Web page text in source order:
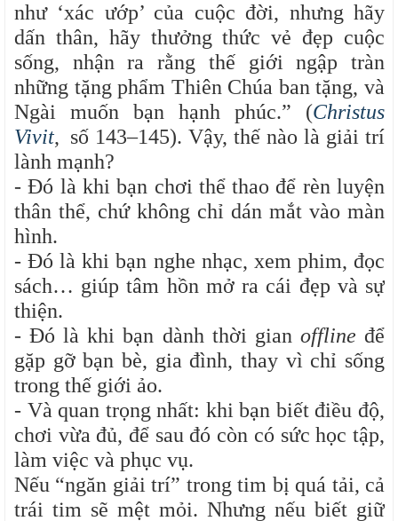
như ‘xác ướp’ của cuộc đời, nhưng hãy
dấn thân, hãy thưởng thức vẻ đẹp cuộc
sống, nhận ra rằng thế giới ngập tràn
những tặng phẩm Thiên Chúa ban tặng, và
Ngài muốn bạn hạnh phúc.” (Christus
Vivit, số 143–145). Vậy, thế nào là giải trí
lành mạnh?
- Đó là khi bạn chơi thể thao để rèn luyện
thân thể, chứ không chỉ dán mắt vào màn
hình.
- Đó là khi bạn nghe nhạc, xem phim, đọc
sách… giúp tâm hồn mở ra cái đẹp và sự
thiện.
- Đó là khi bạn dành thời gian offline để
gặp gỡ bạn bè, gia đình, thay vì chỉ sống
trong thế giới ảo.
- Và quan trọng nhất: khi bạn biết điều độ,
chơi vừa đủ, để sau đó còn có sức học tập,
làm việc và phục vụ.
Nếu “ngăn giải trí” trong tim bị quá tải, cả
trái tim sẽ mệt mỏi. Nhưng nếu biết giữ